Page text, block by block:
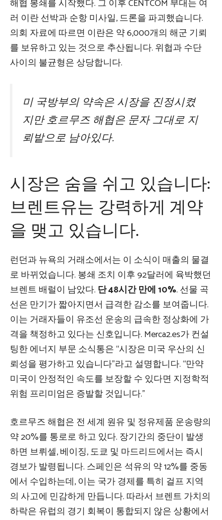
해협 봉쇄를 시작했다. 그 이후 CENTCOM 부대는 여
러 이란 선박과 순항 미사일, 드론을 파괴했습니다.
의회 자료에 따르면 이란은 약 6,000개의 해군 기뢰
를 보유하고 있는 것으로 추산됩니다. 위협과 수단
사이의 불균형은 상당합니다.
미 국방부의 약속은 시장을 진정시켰
지만 호르무즈 해협은 문자 그대로 지
뢰밭으로 남아있다.
시장은 숨을 쉬고 있습니다:
브렌트유는 강력하게 계약
을 맺고 있습니다.
런던과 뉴욕의 거래소에서는 이 소식이 매출의 물결
로 바뀌었습니다. 봉쇄 조치 이후 92달러에 육박했던
브렌트 배럴이 남았다. 단 48시간 만에 10%. 선물 곡
선은 만기가 짧아지면서 급격한 감소를 보여줍니다.
이는 거래자들이 유조선 운송의 급속한 정상화에 가
격을 책정하고 있다는 신호입니다. Merca2.es가 컨설
팅한 에너지 부문 소식통은 “시장은 미국 우산의 신
뢰성을 평가하고 있습니다”라고 설명합니다. “만약
미국이 안정적인 속도를 보장할 수 있다면 지정학적
위험 프리미엄은 증발할 것입니다.”
호르무즈 해협은 전 세계 원유 및 정유제품 운송량의
약 20%를 통로로 하고 있다. 장기간의 중단이 발생
하면 브뤼셀, 베이징, 도쿄 및 마드리드에서는 즉시
경보가 발령됩니다. 스페인은 석유의 약 12%를 중동
에서 수입하는데, 이는 국가 경제를 특히 걸프 지역
의 사고에 민감하게 만듭니다. 따라서 브렌트 가치의
하락은 유럽의 경기 회복이 통합되지 않은 상황에서